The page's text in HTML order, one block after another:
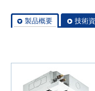
製品概要 技術